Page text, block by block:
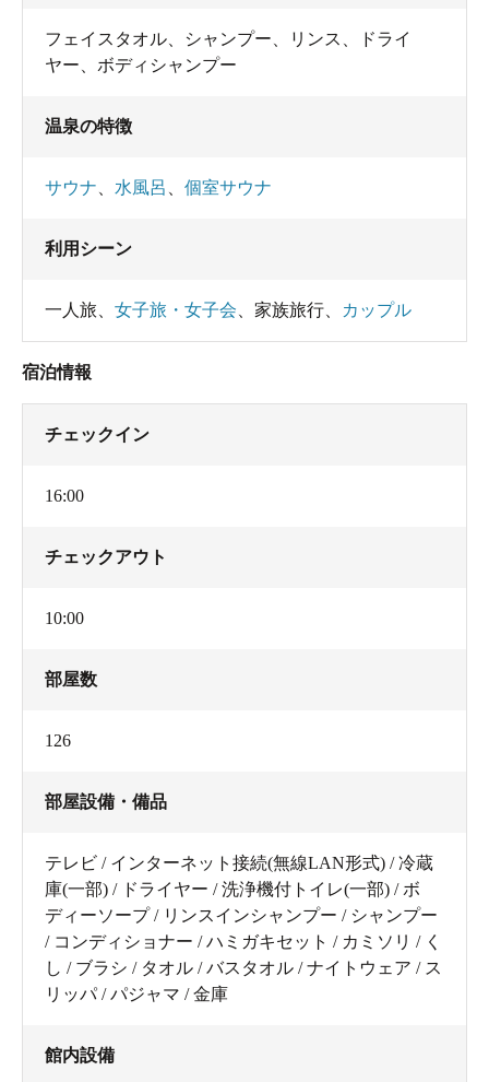
フェイスタオル シャンプー リンス
ドライ
ヤー
ボディシャンプー
温泉の特徴
サウナ 水風呂 個室サウナ
利用シーン
一人旅 女子旅・女子会 家族旅行 カップル
宿泊情報
チェックイン
16:00
チェックアウト
10:00
部屋数
126
部屋設備・備品
テレビ / インターネット接続(無線LAN形式) / 冷蔵
庫(一部) / ドライヤー / 洗浄機付トイレ(一部) / ボ
ディーソープ / リンスインシャンプー / シャンプー
/ コンディショナー / ハミガキセット / カミソリ / く
し / ブラシ / タオル / バスタオル / ナイトウェア / ス
リッパ / パジャマ / 金庫
館内設備